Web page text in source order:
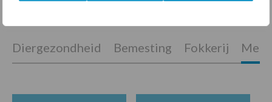
Diergezondheid Bemesting Fokkerij